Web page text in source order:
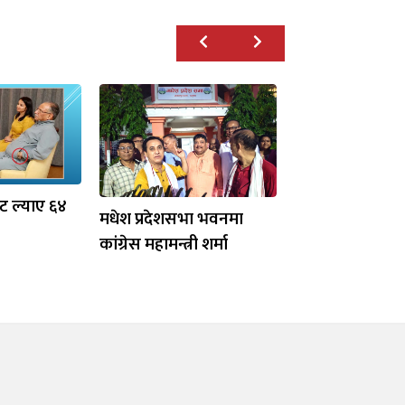
ल्याए ६४
मधेश प्रदेशसभा भवनमा
कांग्रेस महामन्त्री शर्मा